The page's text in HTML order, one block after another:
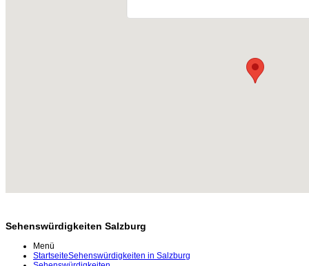
Sehenswürdigkeiten Salzburg
Menü
StartseiteSehenswürdigkeiten in Salzburg